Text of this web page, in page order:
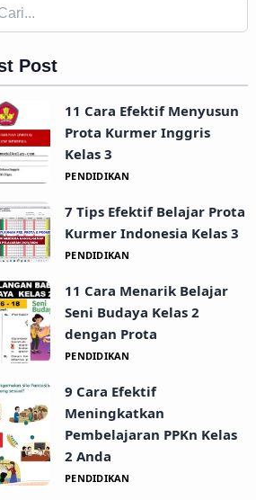
Post
11 Cara Efektif Menyusun
Prota Kurmer Inggris
Kelas 3
PENDIDIKAN
7 Tips Efektif Belajar Prota
Kurmer Indonesia Kelas 3
PENDIDIKAN
11 Cara Menarik Belajar
Seni Budaya Kelas 2
dengan Prota
PENDIDIKAN
9 Cara Efektif
Meningkatkan
Pembelajaran PPKn Kelas
2 Anda
PENDIDIKAN